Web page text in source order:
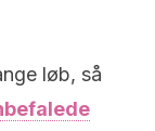
løb, så